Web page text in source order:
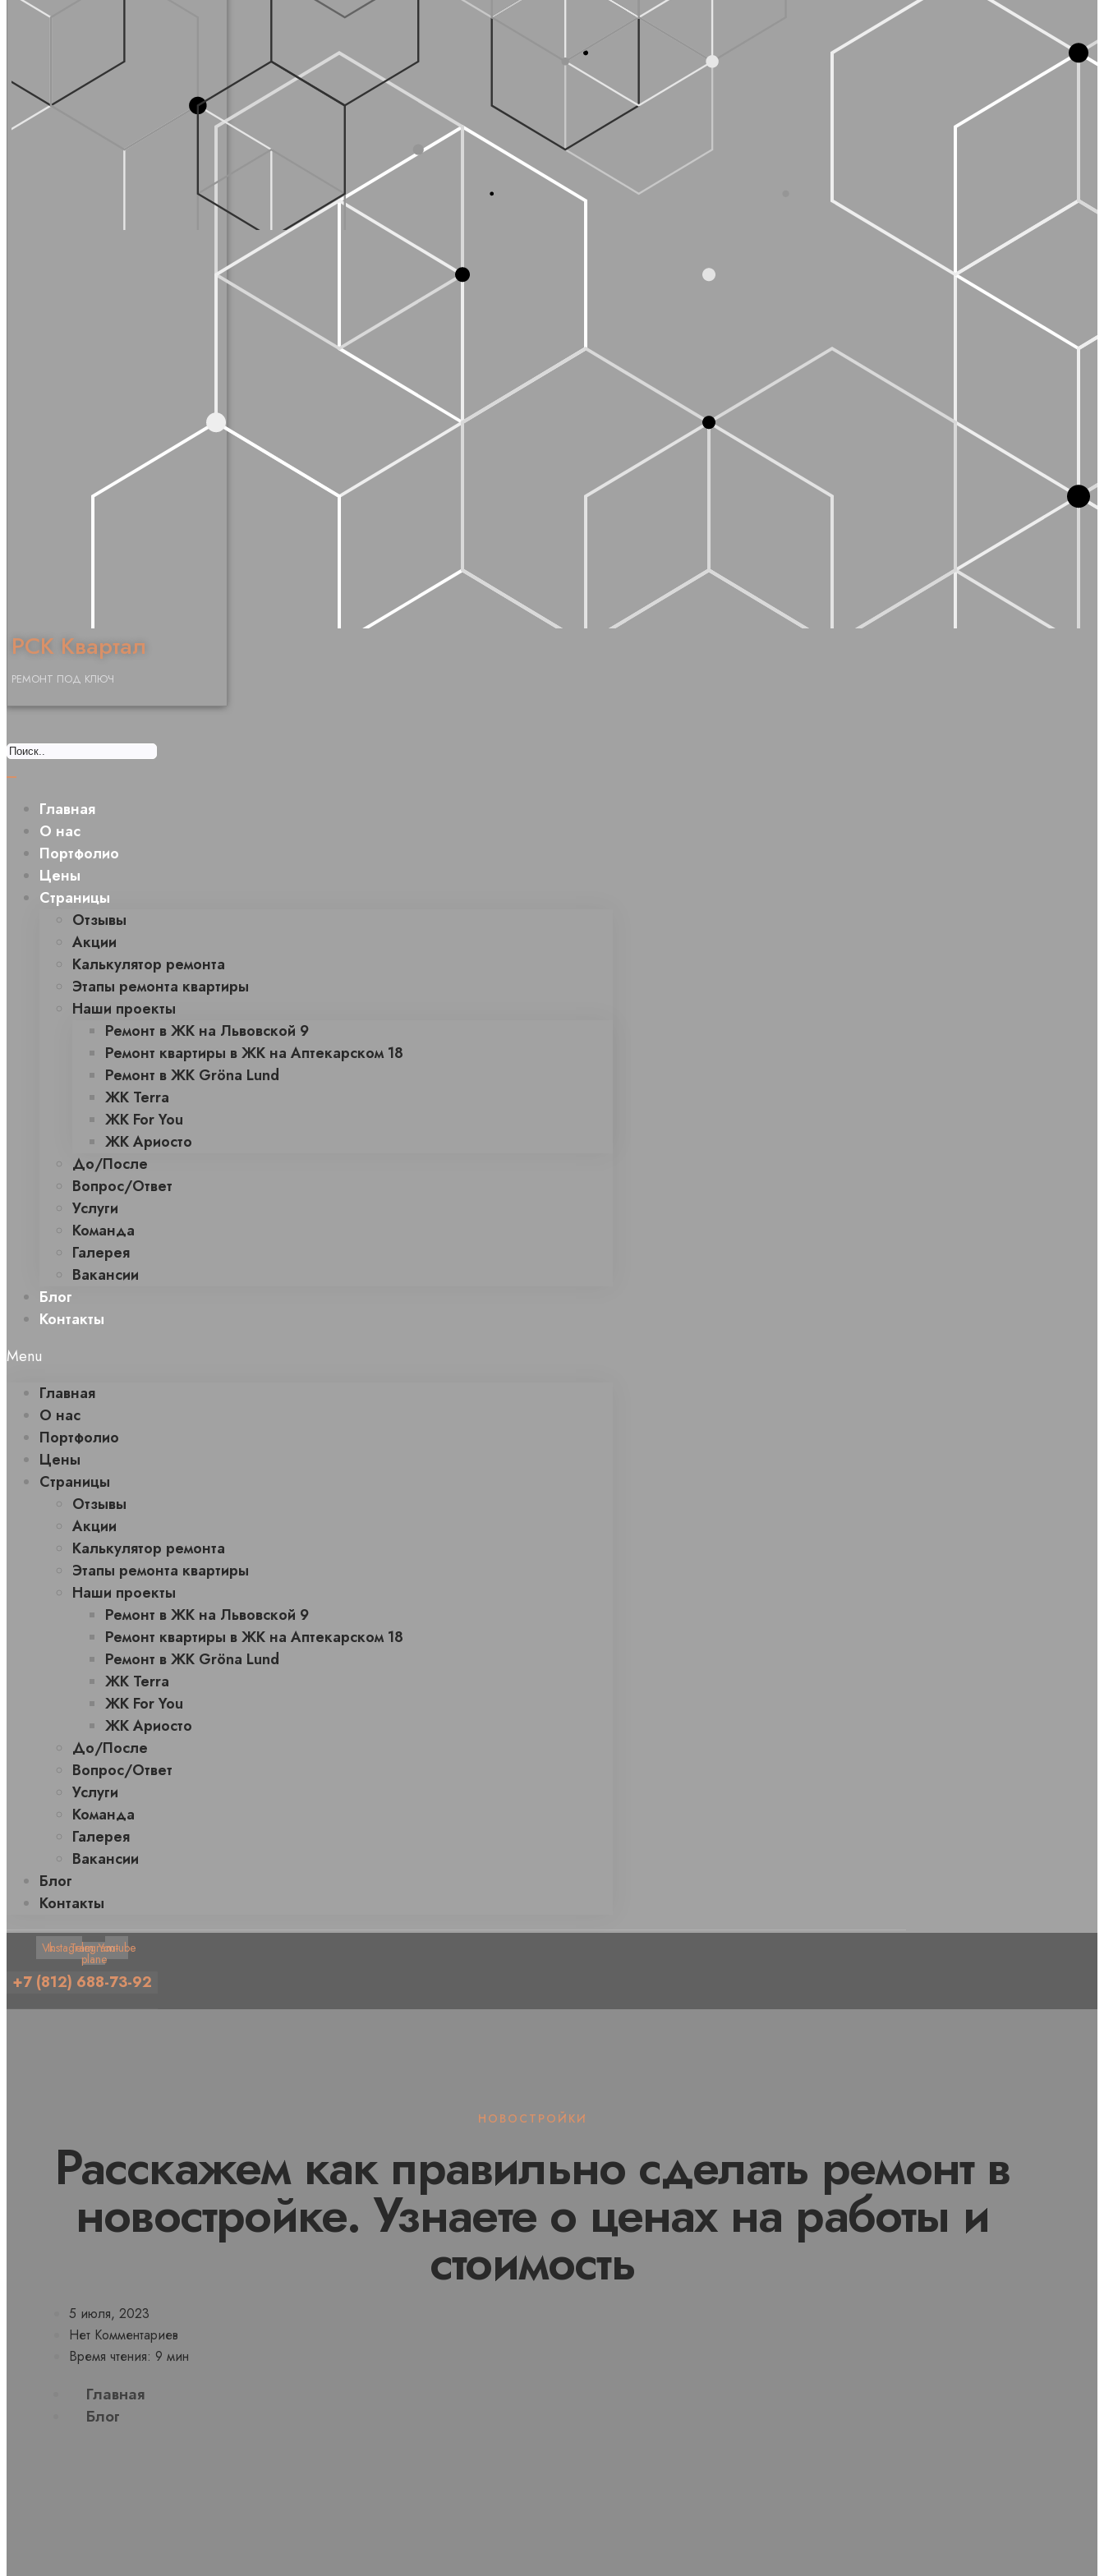
РСК Квартал
РЕМОНТ ПОД КЛЮЧ
Главная
О нас
Портфолио
Цены
Страницы
Отзывы
Акции
Калькулятор ремонта
Этапы ремонта квартиры
Наши проекты
Ремонт в ЖК на Львовской 9
Ремонт квартиры в ЖК на Аптекарском 18
Ремонт в ЖК Gröna Lund
ЖК Terra
ЖК For You
ЖК Ариосто
До/После
Вопрос/Ответ
Услуги
Команда
Галерея
Вакансии
Блог
Контакты
Menu
Главная
О нас
Портфолио
Цены
Страницы
Отзывы
Акции
Калькулятор ремонта
Этапы ремонта квартиры
Наши проекты
Ремонт в ЖК на Львовской 9
Ремонт квартиры в ЖК на Аптекарском 18
Ремонт в ЖК Gröna Lund
ЖК Terra
ЖК For You
ЖК Ариосто
До/После
Вопрос/Ответ
Услуги
Команда
Галерея
Вакансии
Блог
Контакты
VkInstagramTelegram-
plane
Youtube
+7 (812) 688-73-92
НОВОСТРОЙКИ
Расскажем как правильно сделать ремонт в
новостройке. Узнаете о ценах на работы и
стоимость
5 июля, 2023
Нет Комментариев
Время чтения: 9 мин
Главная
Блог